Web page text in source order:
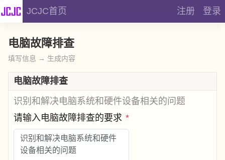
JCJC首页 注册 登录
电脑故障排查
填写信息 → 生成内容
电脑故障排查
识别和解决电脑系统和硬件设备相关的问题
请输入电脑故障排查的要求 *